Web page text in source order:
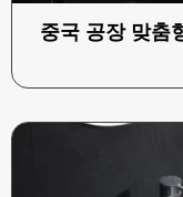
중국 공장 맞춤